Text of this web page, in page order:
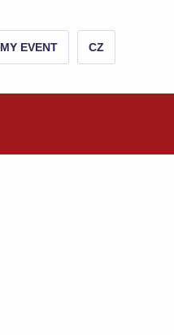
MY EVENT CZ